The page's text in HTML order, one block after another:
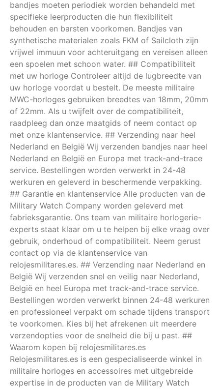
bandjes moeten periodiek worden behandeld met
specifieke leerproducten die hun flexibiliteit
behouden en barsten voorkomen. Bandjes van
synthetische materialen zoals FKM of Sailcloth zijn
vrijwel immuun voor achteruitgang en vereisen alleen
een spoelen met schoon water. ## Compatibiliteit
met uw horloge Controleer altijd de lugbreedte van
uw horloge voordat u bestelt. De meeste militaire
MWC-horloges gebruiken breedtes van 18mm, 20mm
of 22mm. Als u twijfelt over de compatibiliteit,
raadpleeg dan onze maatgids of neem contact op
met onze klantenservice. ## Verzending naar heel
Nederland en België Wij verzenden bandjes naar heel
Nederland en België en Europa met track-and-trace
service. Bestellingen worden verwerkt in 24-48
werkuren en geleverd in beschermende verpakking.
## Garantie en klantenservice Alle producten van de
Military Watch Company worden geleverd met
fabrieksgarantie. Ons team van militaire horlogerie-
experts staat klaar om u te helpen bij elke vraag over
gebruik, onderhoud of compatibiliteit. Neem gerust
contact op via de klantenservice van
relojesmilitares.es. ## Verzending naar Nederland en
België Wij verzenden snel en veilig naar Nederland,
België en heel Europa met track-and-trace service.
Bestellingen worden verwerkt binnen 24-48 werkuren
en professioneel verpakt om schade tijdens transport
te voorkomen. Kies bij het afrekenen uit meerdere
verzendopties voor de snelheid die bij u past. ##
Waarom kopen bij relojesmilitares.es
Relojesmilitares.es is een gespecialiseerde winkel in
militaire horloges en accessoires met uitgebreide
expertise in de producten van de Military Watch